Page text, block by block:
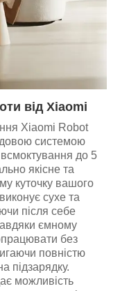
від Xiaomi
Xiaomi Robot
системою
до 5
якісне та
куточку вашого
сухе та
після себе
ємному
без
повністю
підзарядку.
можливість